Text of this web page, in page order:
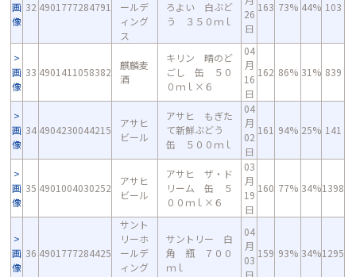
画
像
32 4901777284791
ールデ
ィング
ス
ろよい 白ぶど
う ３５０ｍｌ
26
日
163 73% 44% 103
画
像
33 4901411058382
麒麟麦
酒
キリン 晴のど
ごし 缶 ５０
０ｍｌ×６
04
月
16
日
162 86% 31% 839
画
像
34 4904230044215
アサヒ
ビール
アサヒ もぎた
て新鮮ぶどう
缶 ５００ｍｌ
04
月
02
日
161 94% 25% 141
画
像
35 4901004030252
アサヒ
ビール
アサヒ ザ・ド
リーム 缶 ５
００ｍｌ×６
03
月
19
日
160 77% 34%1398
画
像
36 4901777284425
サント
リーホ
ールデ
ィング
サントリー 白
角 瓶 ７００
ｍｌ
04
月
03
日
159 93% 34%1295